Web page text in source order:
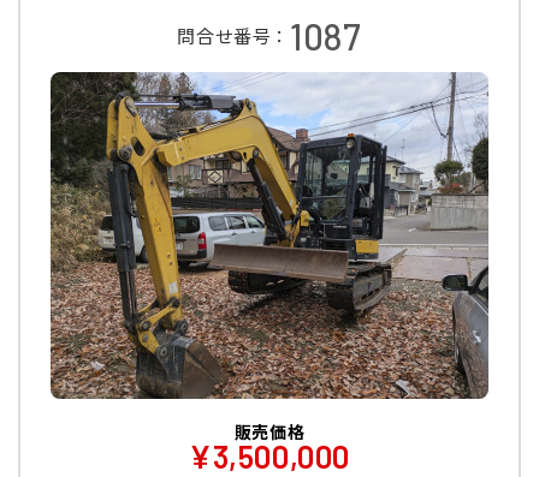
問合せ番号： 1087
販売価格
¥3,500,000